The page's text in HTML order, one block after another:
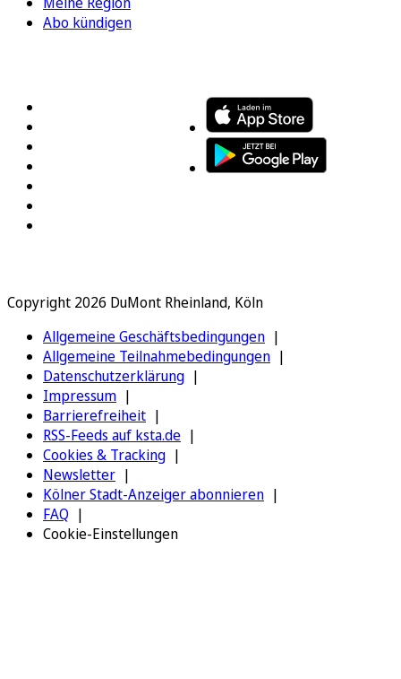
Abo kündigen
Copyright 2026 DuMont Rheinland, Köln
Allgemeine Geschäftsbedingungen
Allgemeine Teilnahmebedingungen
Datenschutzerklärung
Impressum
Barrierefreiheit
RSS-Feeds auf ksta.de
Cookies & Tracking
Newsletter
Kölner Stadt-Anzeiger abonnieren
FAQ
Cookie-Einstellungen